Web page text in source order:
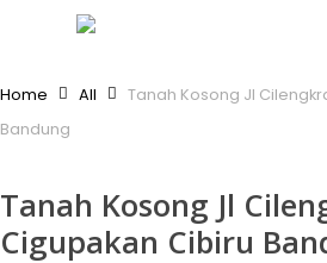
content
Home All
Tanah Kosong Jl
Bandung
Tanah Kosong Jl
Cigupakan Cibiru